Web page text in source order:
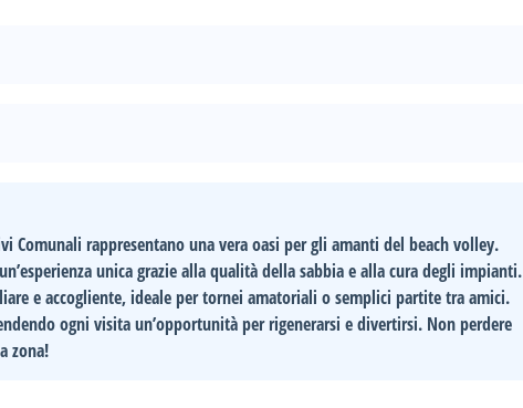
Comunali rappresentano una vera oasi per gli amanti del beach volley.
unica grazie alla qualità della sabbia e alla cura degli impianti.
e accogliente, ideale per tornei amatoriali o semplici partite tra amici.
ogni visita un’opportunità perrigenerarsi e divertirsi. Non perdere
zona!